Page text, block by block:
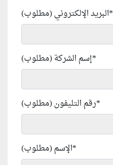
البريد الإلكتروني (مطلوب)*
إسم الشركة (مطلوب)*
رقم التليفون (مطلوب)*
الإسم (مطلوب)*